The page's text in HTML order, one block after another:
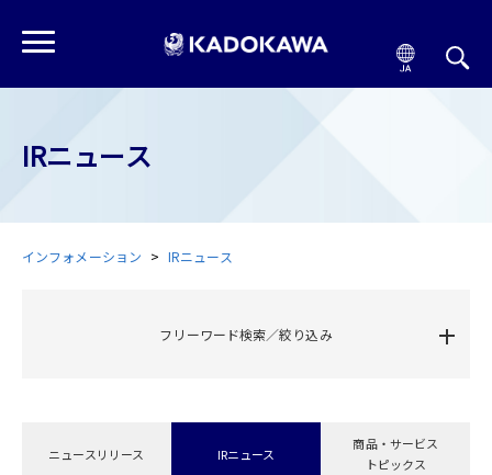
IRニュース
インフォメーション IRニュース
フリーワード検索／絞り込み
ニュースリリース IRニュース
商品・サービス
トピックス